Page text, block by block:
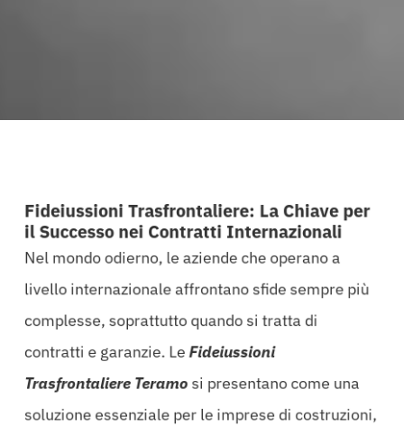
Fideiussioni Trasfrontaliere: La Chiave per
il Successo nei Contratti Internazionali
Nel mondo odierno, le aziende che operano a
livello internazionale affrontano sfide sempre più
complesse, soprattutto quando si tratta di
contratti e garanzie. LeFideiussioni
Trasfrontaliere Teramo si presentano come una
soluzione essenziale per le imprese di costruzioni,